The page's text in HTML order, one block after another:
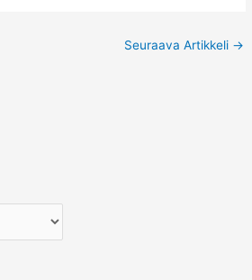
Seuraava Artikkeli →